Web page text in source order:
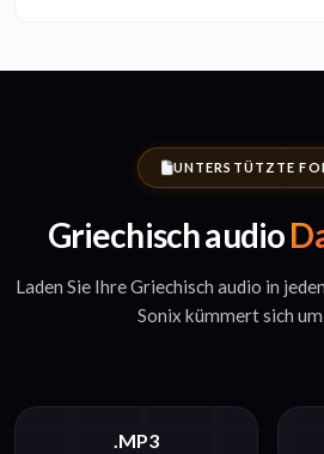
UNTERSTÜTZTE
Griechisch audio
Laden Sie Ihre Griechisch audio in
Sonix kümmert sich
.MP3